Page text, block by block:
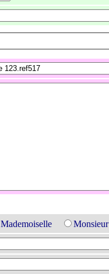
Mademoiselle
Monsieur